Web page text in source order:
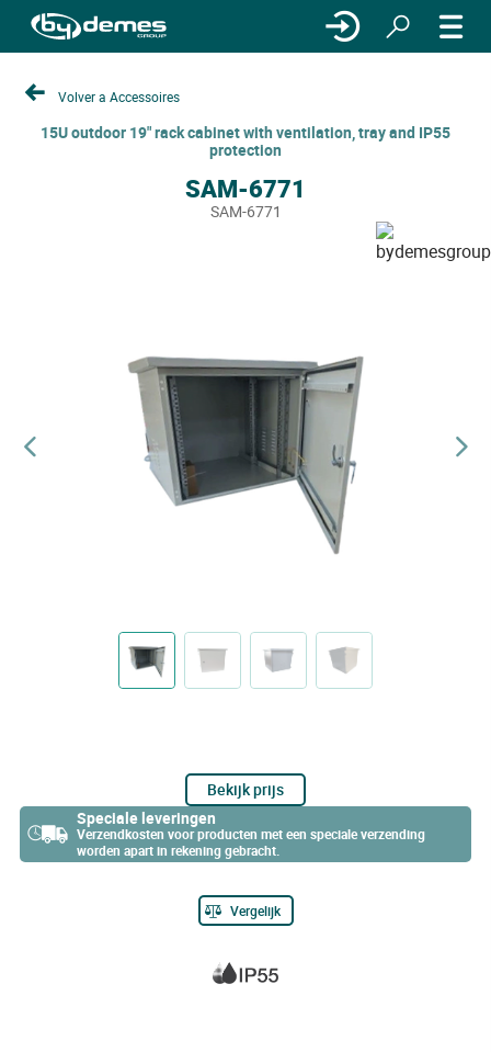
Volver a Accessoires
15U outdoor 19" rack cabinet with ventilation, tray and IP55
protection
SAM-6771
SAM-6771
Bekijk prijs
Speciale leveringen
Verzendkosten voor producten met een speciale verzending
worden apart in rekening gebracht.
Vergelijk